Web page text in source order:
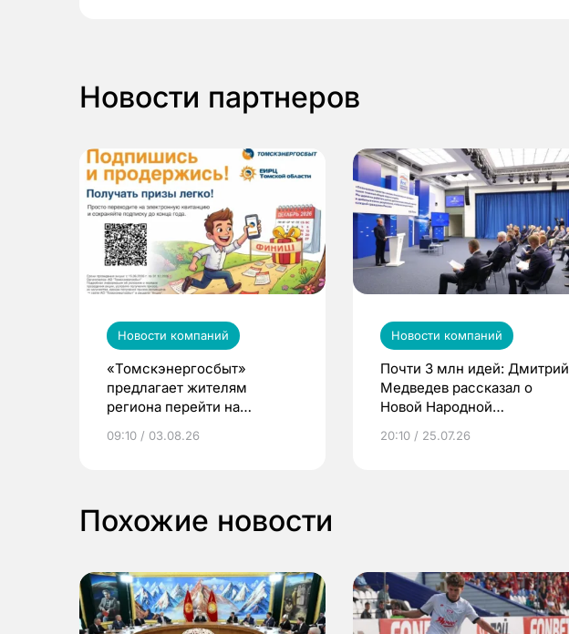
Новости партнеров
Новости компаний
«Томскэнергосбыт»
предлагает жителям
региона перейти на
выиграть призы
09:10 / 03.08.26
Новости компаний
Почти 3 млн идей: Дмитрий
Медведев рассказал о
Новой Народной
20:10 / 25.07.26
Похожие новости